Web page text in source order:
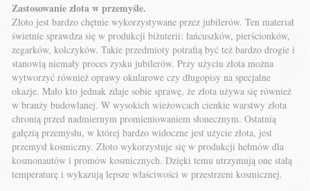
Zastosowanie złota w przemyśle.
Złoto jest bardzo chętnie wykorzystywane przez jubilerów. Ten materiał
świetnie sprawdza się w produkcji biżuterii: łańcuszków, pierścionków,
zegarków, kolczyków. Takie przedmioty potrafią być też bardzo drogie i
stanowią niemały proces zysku jubilerów. Przy użyciu złota można
wytworzyć również oprawy okularowe czy długopisy na specjalne
okazje. Mało kto jednak zdaje sobie sprawę, że złota używa się również
w branży budowlanej. W wysokich wieżowcach cienkie warstwy złota
chronią przed nadmiernym promieniowaniem słonecznym. Ostatnią
gałęzią przemysłu, w której bardzo widoczne jest użycie złota, jest
przemysł kosmiczny. Złoto wykorzystuje się w produkcji hełmów dla
kosmonautów i promów kosmicznych. Dzięki temu utrzymują one stałą
temperaturę i wykazują lepsze właściwości w przestrzeni kosmicznej.